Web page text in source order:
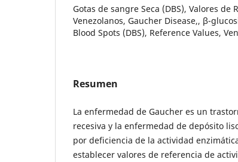
Gotas de sangre Seca (DBS), Valores de
Venezolanos, Gaucher Disease,, β-
Blood Spots (DBS), Reference Values,
Resumen
La enfermedad de Gaucher es un
recesiva y la enfermedad de depósito
por deficiencia de la actividad
establecer valores de referencia de